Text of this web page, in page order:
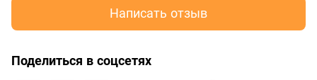
Написать отзыв
Поделиться в соцсетях